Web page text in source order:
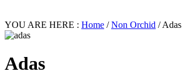
YOU ARE HERE : Home /Non Orchid /Adas
Adas